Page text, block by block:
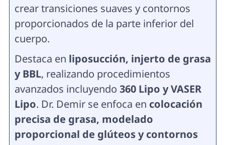
crear transiciones suaves y contornos
proporcionados de la parte inferior del
cuerpo.
Destaca en liposucción, injerto de grasa
y BBL, realizando procedimientos
avanzados incluyendo 360 Lipo y VASER
Lipo. Dr. Demir se enfoca en colocación
precisa de grasa, modelado
proporcional de glúteos y contornos